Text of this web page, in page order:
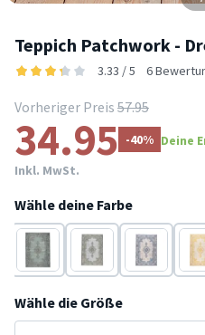
Teppich Patchwork -
3.33 / 5 6
Vorheriger Preis 57.95
34.95 -40% Deine
Inkl. MwSt.
Wähle deine Farbe
Grau Grün Blau
Wähle die Größe